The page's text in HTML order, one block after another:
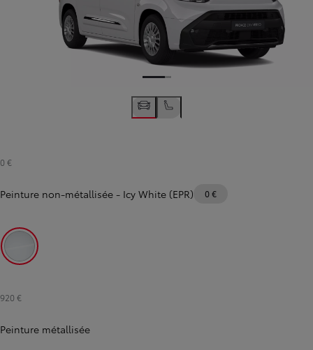
0 €
Peinture non-métallisée - Icy White (EPR) 0 €
Icy White (EPR)
920 €
Peinture métallisée